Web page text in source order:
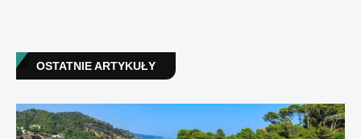
OSTATNIE ARTYKUŁY